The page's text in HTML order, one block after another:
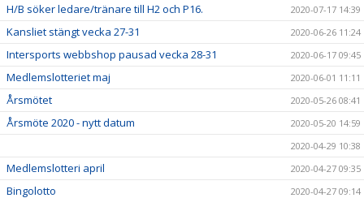
H/B söker ledare/tränare till H2 och P16. 2020-07-17 14:39
Kansliet stängt vecka 27-31 2020-06-26 11:24
Intersports webbshop pausad vecka 28-31 2020-06-17 09:45
Medlemslotteriet maj 2020-06-01 11:11
Årsmötet 2020-05-26 08:41
Årsmöte 2020 - nytt datum
2020-05-20 14:59
2020-04-29 10:38
Medlemslotteri april 2020-04-27 09:35
Bingolotto 2020-04-27 09:14